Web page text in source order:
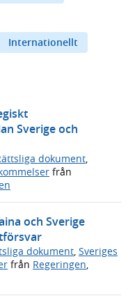
Internationellt
Sverige och
dokument,
från
och Sverige
dokument Sveriges
från Regeringen